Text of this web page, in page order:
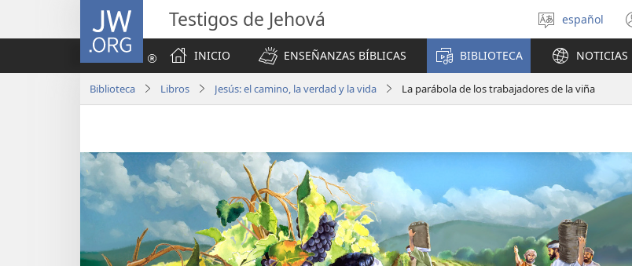
JW.ORG Testigos de Jehová
Seleccionar
idioma
español
INICIO
ENSEÑANZAS BÍBLICAS BIBLIOTECA NOTICIAS
Biblioteca Libros Jesús: el camino, la verdad y la vida La parábola de los trabajadores de la viña